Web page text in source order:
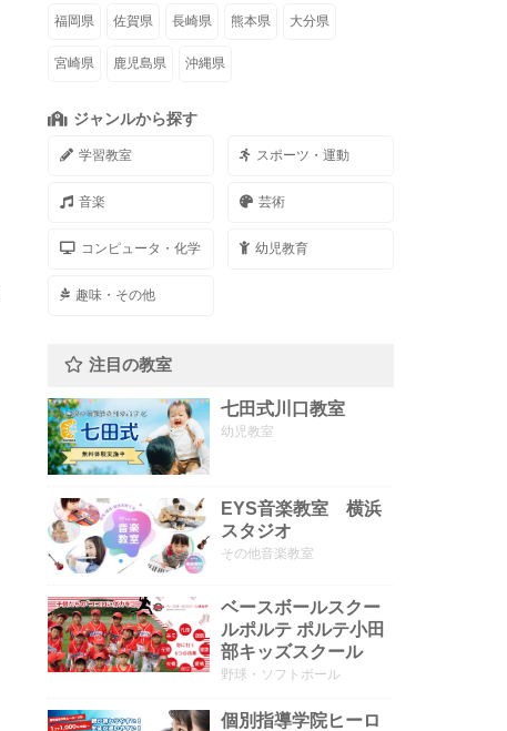
福岡県 佐賀県 長崎県 熊本県 大分県
宮崎県 鹿児島県 沖縄県
ジャンルから探す
学習教室 スポーツ・運動
音楽 芸術
コンピュータ・化学 幼児教育
趣味・その他
注目の教室
七田式川口教室
幼児教室
EYS音楽教室 横浜
スタジオ
その他音楽教室
ベースボールスクー
ルポルテ ポルテ小田
部キッズスクール
野球・ソフトボール
個別指導学院ヒーロ